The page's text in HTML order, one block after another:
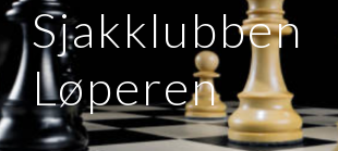
Sjakklubben
Løperen